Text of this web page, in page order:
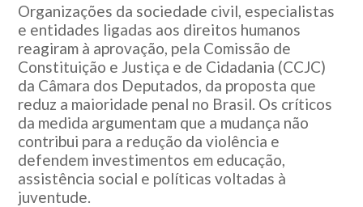
Organizações da sociedade civil, especialistas
e entidades ligadas aos direitos humanos
reagiram à aprovação, pela Comissão de
Constituição e Justiça e de Cidadania (CCJC)
da Câmara dos Deputados, da proposta que
reduz a maioridade penal no Brasil. Os críticos
da medida argumentam que a mudança não
contribui para a redução da violência e
defendem investimentos em educação,
assistência social e políticas voltadas à
juventude.